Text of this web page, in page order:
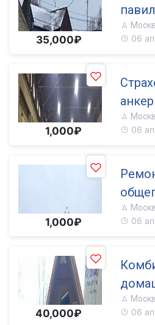
06
35,000₽
06
1,000₽
06
1,000₽
06
40,000₽